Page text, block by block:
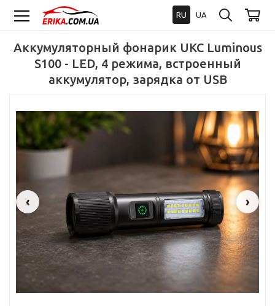
RU UA
Аккумуляторный фонарик UKC Luminous
S100 - LED, 4 режима, встроенный
аккумулятор, зарядка от USB
‹ ›